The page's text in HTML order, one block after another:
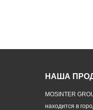
НАША
MOSINTER
находится в